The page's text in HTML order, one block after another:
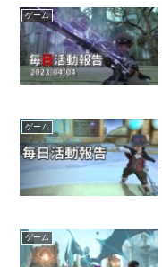
ゲーム
ゲーム
ゲーム